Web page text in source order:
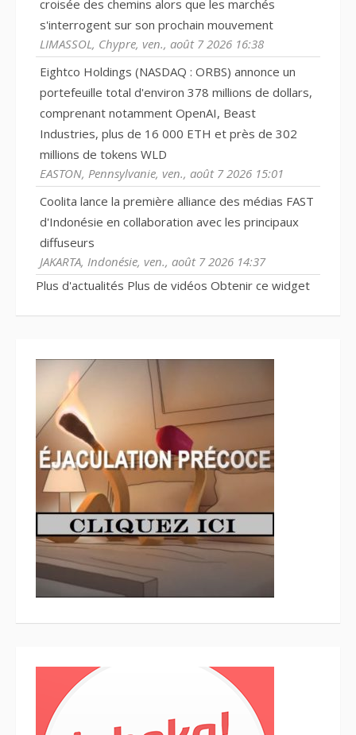
croisée des chemins alors que les marchés
s'interrogent sur son prochain mouvement
LIMASSOL, Chypre, ven., août 7 2026 16:38
Eightco Holdings (NASDAQ : ORBS) annonce un
portefeuille total d'environ 378 millions de dollars,
comprenant notamment OpenAI, Beast
Industries, plus de 16 000 ETH et près de 302
millions de tokens WLD
EASTON, Pennsylvanie, ven., août 7 2026 15:01
Coolita lance la première alliance des médias FAST
d'Indonésie en collaboration avec les principaux
diffuseurs
JAKARTA, Indonésie, ven., août 7 2026 14:37
Plus d'actualités Plus de vidéos Obtenir ce widget